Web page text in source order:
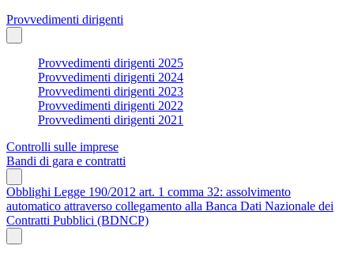
Provvedimenti dirigenti
Provvedimenti dirigenti 2025
Provvedimenti dirigenti 2024
Provvedimenti dirigenti 2023
Provvedimenti dirigenti 2022
Provvedimenti dirigenti 2021
Controlli sulle imprese
Bandi di gara e contratti
Obblighi Legge 190/2012 art. 1 comma 32: assolvimento
automatico attraverso collegamento alla Banca Dati Nazionale dei
Contratti Pubblici (BDNCP)